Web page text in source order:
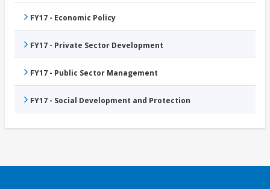
FY17 - Economic Policy
FY17 - Private Sector Development
FY17 - Public Sector Management
FY17 - Social Development and Protection